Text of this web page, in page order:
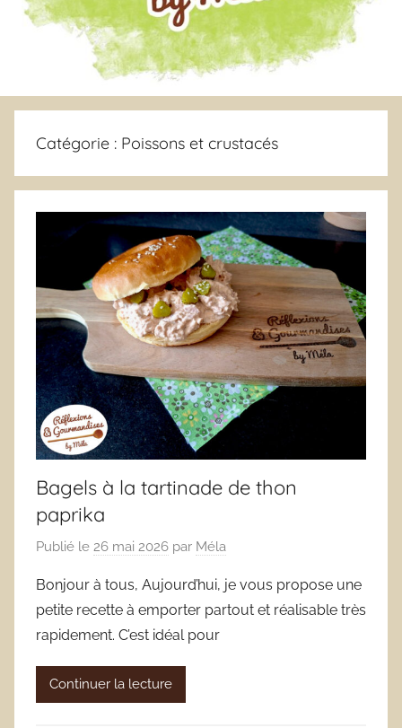
Catégorie : Poissons et crustacés
Bagels à la tartinade de thon
paprika
Publié le 26 mai 2026 par Méla
Bonjour à tous, Aujourd’hui, je vous propose une
petite recette à emporter partout et réalisable très
rapidement. C’est idéal pour
Continuer la lecture